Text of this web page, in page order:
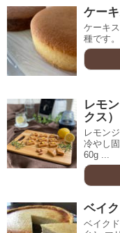
ケー
ケーキ
種です
レモ
クス）
レモン
冷やし
60g ...
ベイ
ベイク